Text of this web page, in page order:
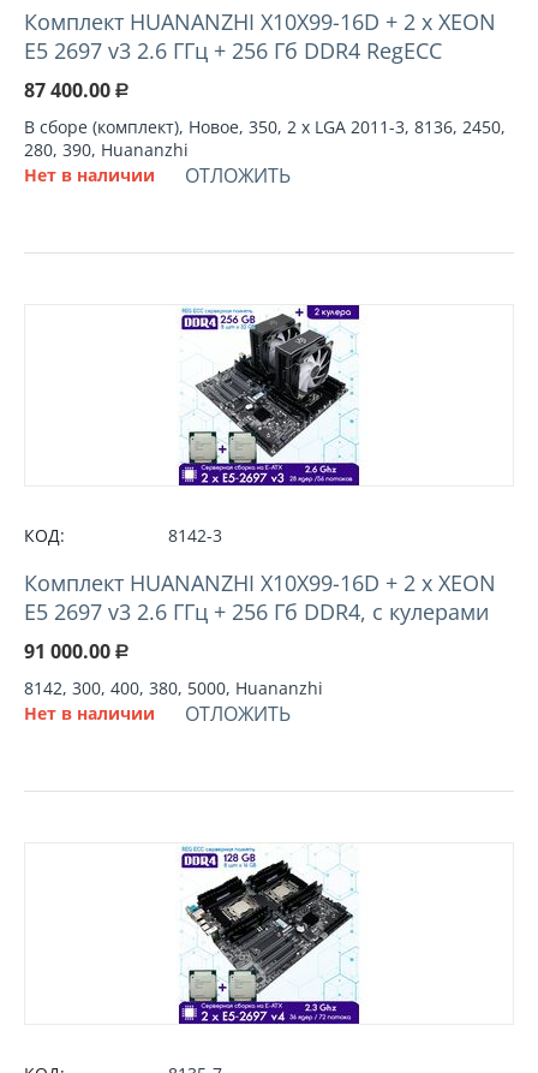
Комплект HUANANZHI X10X99-16D + 2 х XEON
E5 2697 v3 2.6 ГГц + 256 Гб DDR4 RegECC
87 400.00 Р
В сборе (комплект), Новое, 350, 2 х LGA 2011-3, 8136, 2450,
280, 390, Huananzhi
Нет в наличии
ОТЛОЖИТЬ
КОД: 8142-3
Комплект HUANANZHI X10X99-16D + 2 х XEON
E5 2697 v3 2.6 ГГц + 256 Гб DDR4, с кулерами
91 000.00 Р
8142, 300, 400, 380, 5000, Huananzhi
Нет в наличии
ОТЛОЖИТЬ